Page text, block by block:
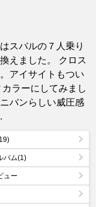
スバルの７人乗り
えました。 クロス
アイサイトもつい
ラーにしてみまし
バンらしい威圧感
バム(1)
ュー